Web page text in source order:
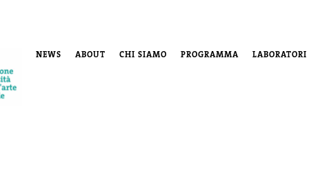
NEWS ABOUT CHI SIAMO PROGRAMMA LABORATORI